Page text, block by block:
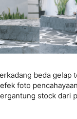
beda gelap
efek foto
stock dari